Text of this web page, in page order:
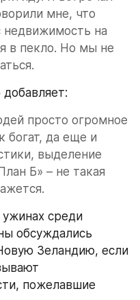
мне, что
недвижимость на
в пекло. Но мы не
просто огромное
богат, да еще и
выделение
Б» – не такая
ужинах среди
обсуждались
Зеландию, если
пожелавшие